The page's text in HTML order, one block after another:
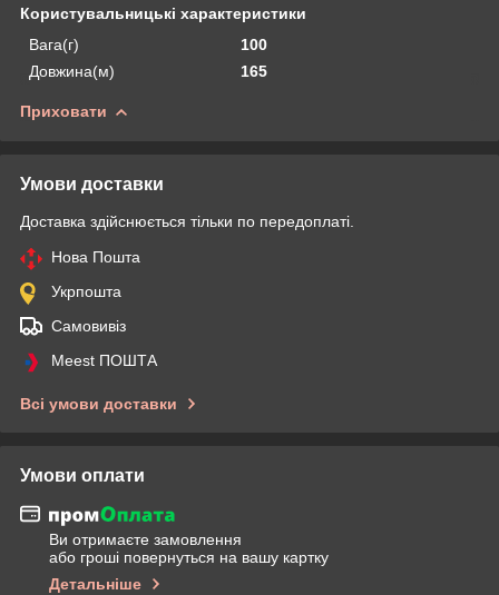
Користувальницькі характеристики
Вага(г)
100
Довжина(м)
165
Приховати
Умови доставки
Доставка здійснюється тільки по передоплаті.
Нова Пошта
Укрпошта
Самовивіз
Meest ПОШТА
Всі умови доставки
Умови оплати
Ви отримаєте замовлення
або гроші повернуться на вашу картку
Детальніше